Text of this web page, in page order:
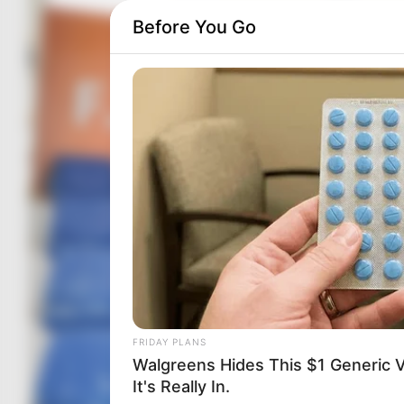
Before You Go
FRIDAY PLANS
Walgreens Hides This $1 Generic
It's Really In.